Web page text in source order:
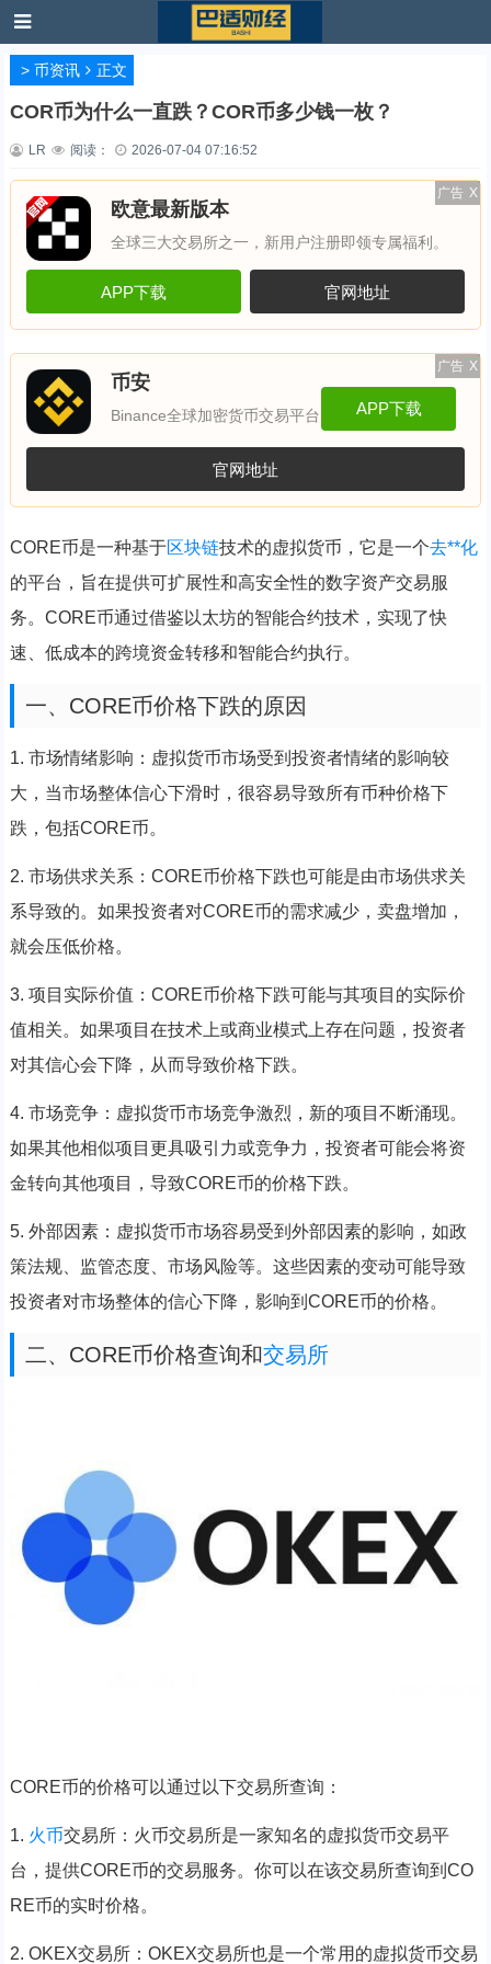
> 币资讯 正文
COR币为什么一直跌？COR币多少钱一枚？
LR 阅读： 2026-07-04 07:16:52
广告 X
欧意最新版本
全球三大交易所之一，新用户注册即领专属福利。
APP下载 官网地址
广告 X
币安
Binance全球加密货币交易平台 APP下载
官网地址
CORE币是一种基于区块链技术的虚拟货币，它是一个去**化
的平台，旨在提供可扩展性和高安全性的数字资产交易服
务。CORE币通过借鉴以太坊的智能合约技术，实现了快
速、低成本的跨境资金转移和智能合约执行。
一、CORE币价格下跌的原因
1. 市场情绪影响：虚拟货币市场受到投资者情绪的影响较
大，当市场整体信心下滑时，很容易导致所有币种价格下
跌，包括CORE币。
2. 市场供求关系：CORE币价格下跌也可能是由市场供求关
系导致的。如果投资者对CORE币的需求减少，卖盘增加，
就会压低价格。
3. 项目实际价值：CORE币价格下跌可能与其项目的实际价
值相关。如果项目在技术上或商业模式上存在问题，投资者
对其信心会下降，从而导致价格下跌。
4. 市场竞争：虚拟货币市场竞争激烈，新的项目不断涌现。
如果其他相似项目更具吸引力或竞争力，投资者可能会将资
金转向其他项目，导致CORE币的价格下跌。
5. 外部因素：虚拟货币市场容易受到外部因素的影响，如政
策法规、监管态度、市场风险等。这些因素的变动可能导致
投资者对市场整体的信心下降，影响到CORE币的价格。
二、CORE币价格查询和交易所
CORE币的价格可以通过以下交易所查询：
1. 火币交易所：火币交易所是一家知名的虚拟货币交易平
台，提供CORE币的交易服务。你可以在该交易所查询到CO
RE币的实时价格。
2. OKEX交易所：OKEX交易所也是一个常用的虚拟货币交易